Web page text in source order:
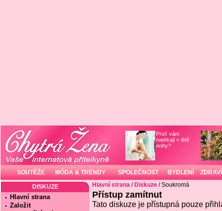
Proč vám
natékají v létě
nohy?
SOUTĚŽE MÓDA & TRENDY SPOLEČNOST BYDLENÍ ZDRAVÍ
DISKUZE
Hlavní strana
Založit
Hlavní strana / Diskuze / Soukromá
Přístup zamítnut
Tato diskuze je přístupná pouze